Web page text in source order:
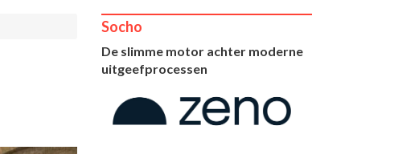
Socho
De slimme motor achter moderne
uitgeefprocessen